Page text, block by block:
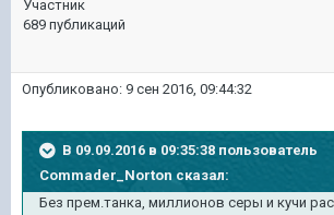
Участник
689 публикаций
Опубликовано: 9 сен 2016, 09:44:32
В 09.09.2016 в 09:35:38 пользователь
Commader_Norton сказал:
Без прем.танка, миллионов серы и кучи